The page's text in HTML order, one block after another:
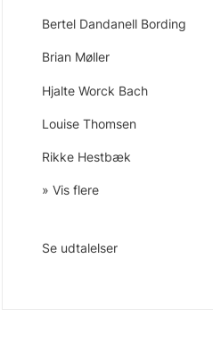
Bertel Dandanell Bording
Brian Møller
Hjalte Worck Bach
Louise Thomsen
Rikke Hestbæk
» Vis flere
Se udtalelser